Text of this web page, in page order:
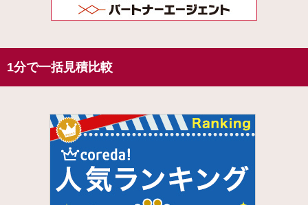
1分で一括見積比較